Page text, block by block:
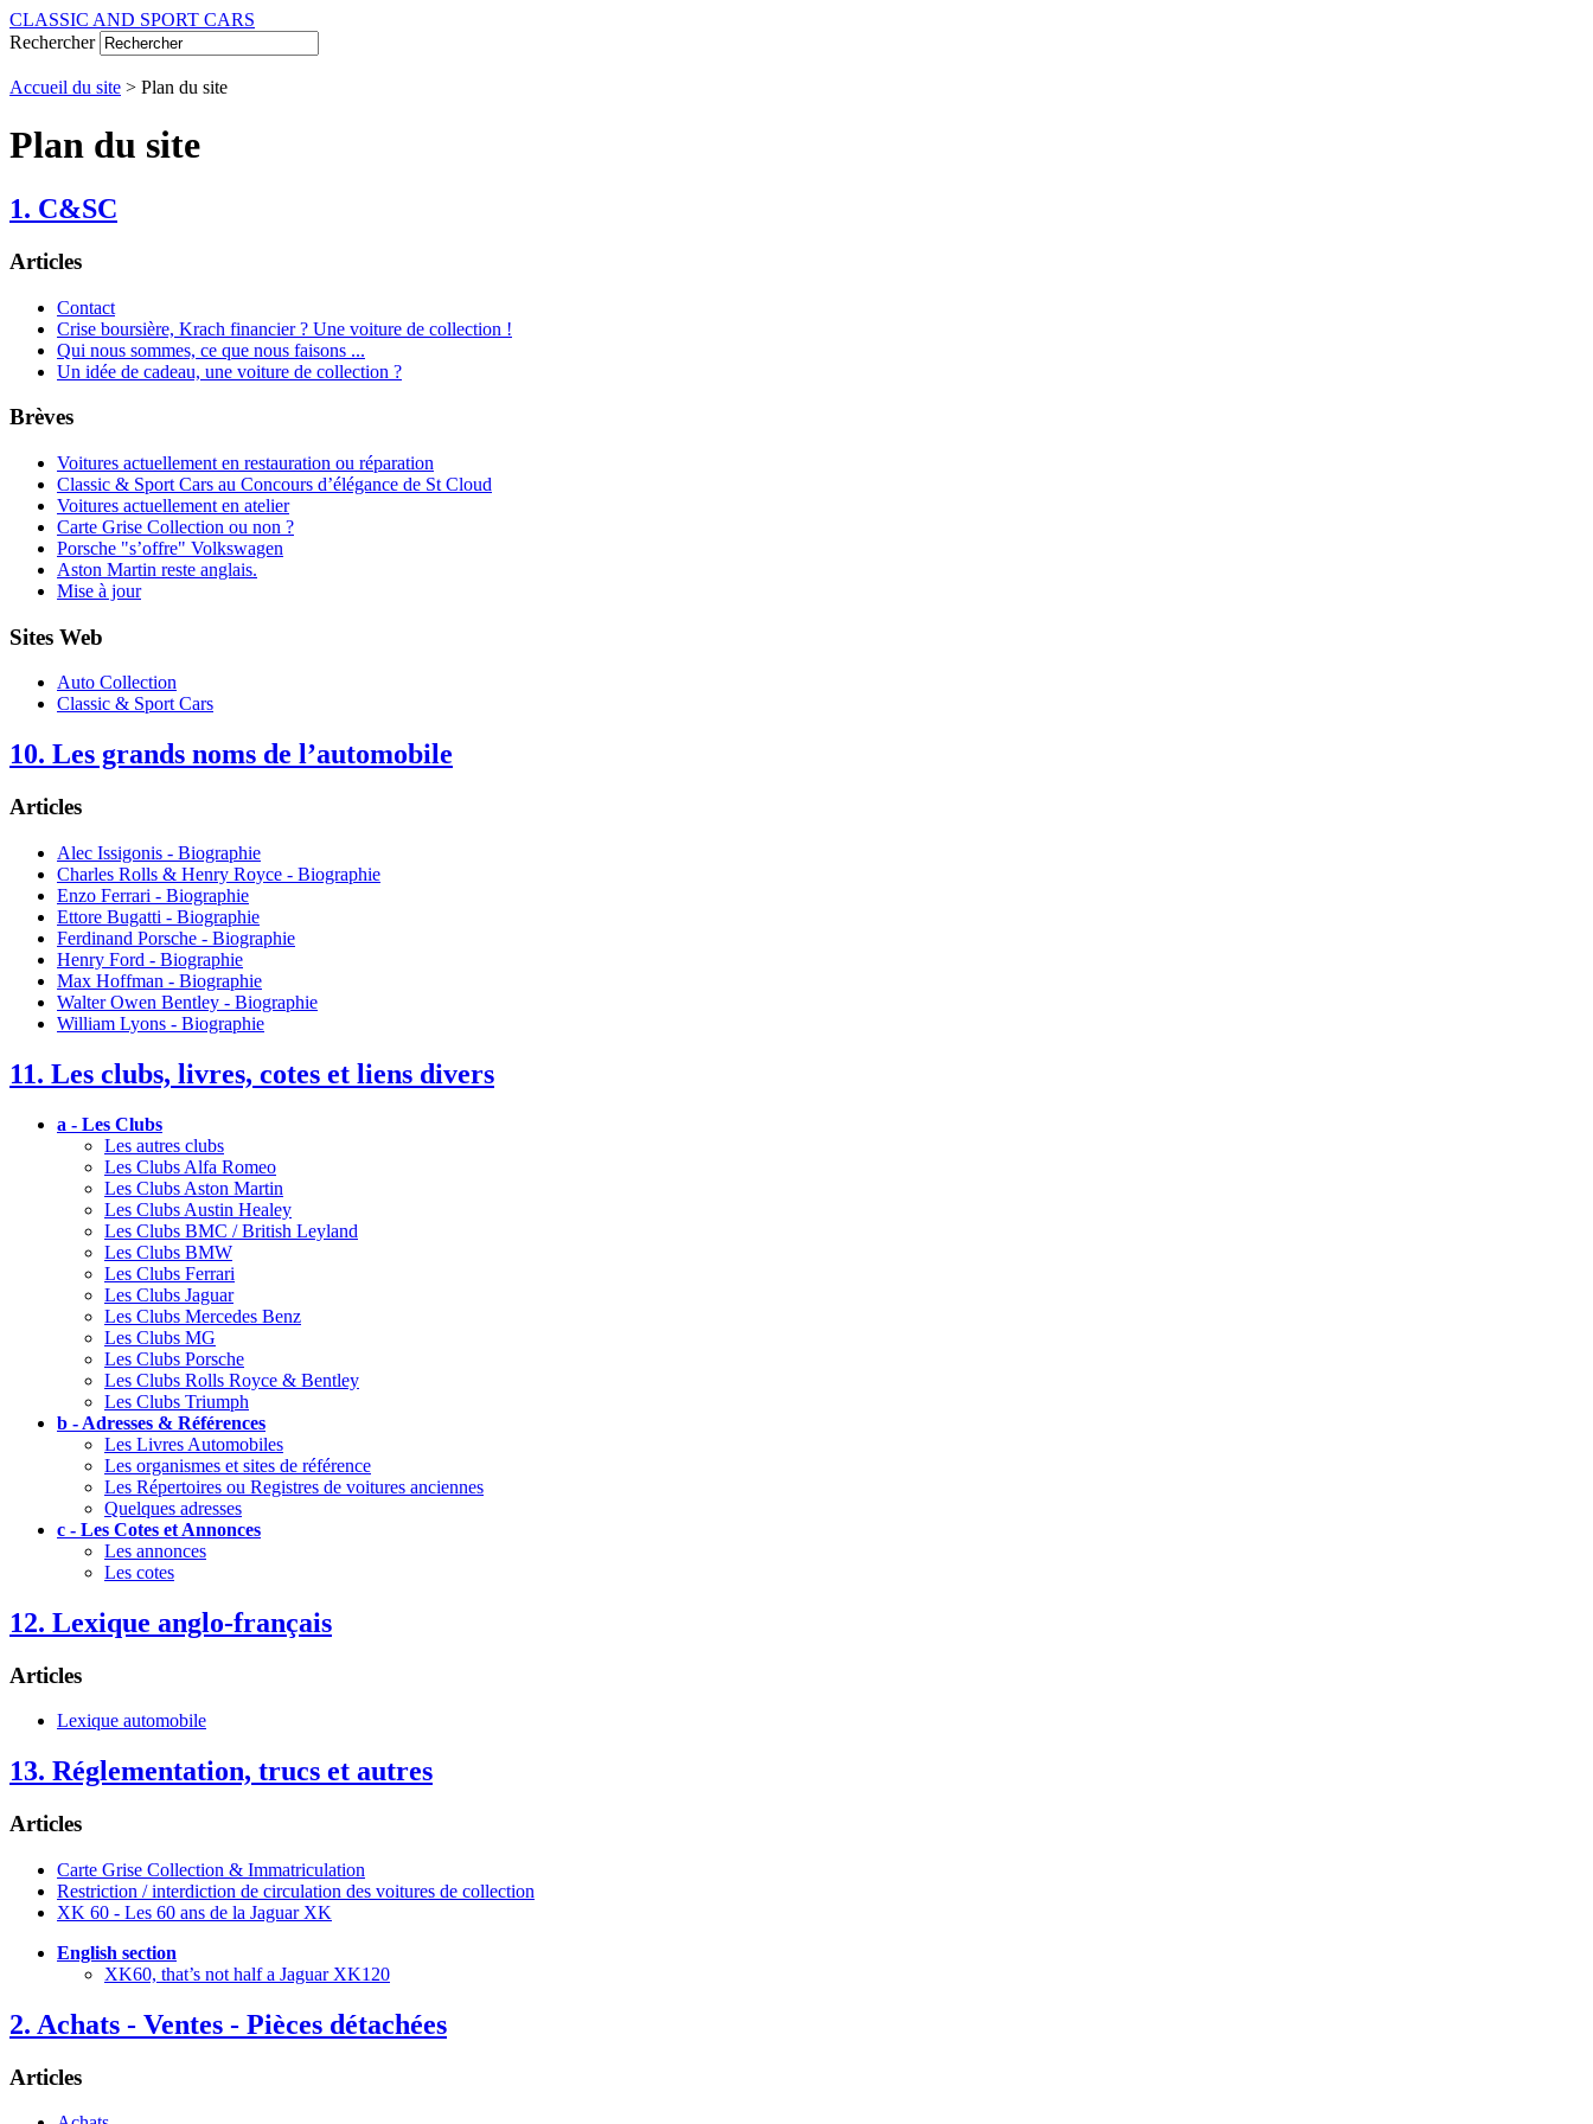
CLASSIC AND SPORT CARS
Rechercher
Accueil du site > Plan du site
Plan du site
1. C&SC
Articles
Contact
Crise boursière, Krach financier ? Une voiture de collection !
Qui nous sommes, ce que nous faisons ...
Un idée de cadeau, une voiture de collection ?
Brèves
Voitures actuellement en restauration ou réparation
Classic & Sport Cars au Concours d’élégance de St Cloud
Voitures actuellement en atelier
Carte Grise Collection ou non ?
Porsche "s’offre" Volkswagen
Aston Martin reste anglais.
Mise à jour
Sites Web
Auto Collection
Classic & Sport Cars
10. Les grands noms de l’automobile
Articles
Alec Issigonis - Biographie
Charles Rolls & Henry Royce - Biographie
Enzo Ferrari - Biographie
Ettore Bugatti - Biographie
Ferdinand Porsche - Biographie
Henry Ford - Biographie
Max Hoffman - Biographie
Walter Owen Bentley - Biographie
William Lyons - Biographie
11. Les clubs, livres, cotes et liens divers
a - Les Clubs
Les autres clubs
Les Clubs Alfa Romeo
Les Clubs Aston Martin
Les Clubs Austin Healey
Les Clubs BMC / British Leyland
Les Clubs BMW
Les Clubs Ferrari
Les Clubs Jaguar
Les Clubs Mercedes Benz
Les Clubs MG
Les Clubs Porsche
Les Clubs Rolls Royce & Bentley
Les Clubs Triumph
b - Adresses & Références
Les Livres Automobiles
Les organismes et sites de référence
Les Répertoires ou Registres de voitures anciennes
Quelques adresses
c - Les Cotes et Annonces
Les annonces
Les cotes
12. Lexique anglo-français
Articles
Lexique automobile
13. Réglementation, trucs et autres
Articles
Carte Grise Collection & Immatriculation
Restriction / interdiction de circulation des voitures de collection
XK 60 - Les 60 ans de la Jaguar XK
English section
XK60, that’s not half a Jaguar XK120
2. Achats - Ventes - Pièces détachées
Articles